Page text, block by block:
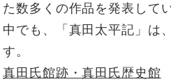
た数多くの作品を発表して
中でも、「真田太平記」は
す。
真田氏館跡・真田氏歴史館